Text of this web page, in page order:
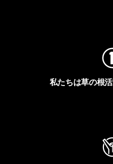
私たちは草の根